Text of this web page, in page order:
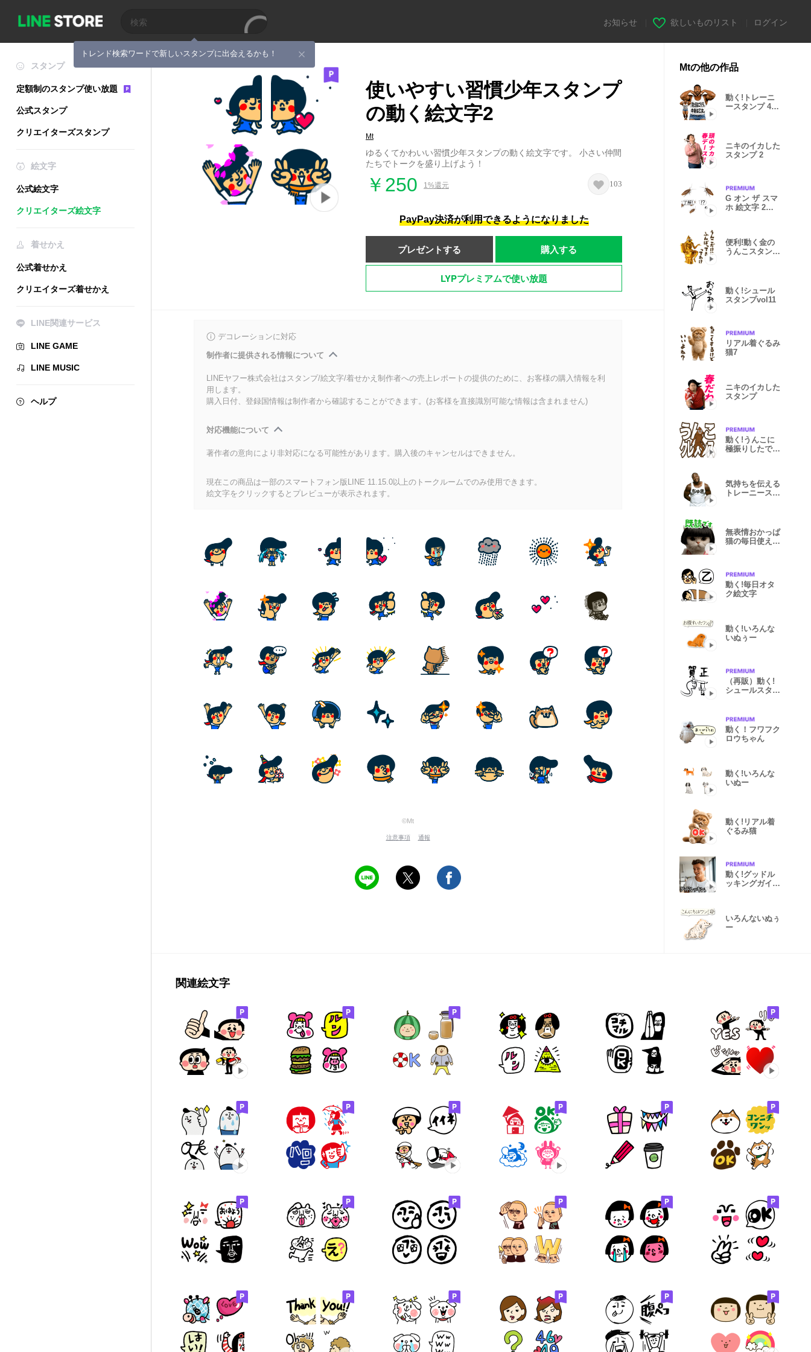
トレンド検索ワードで新しいスタンプに出会えるかも！
お知らせ 欲しいものリスト ログイン
スタンプ
定額制のスタンプ使い放題
公式スタンプ
クリエイターズスタンプ
絵文字
公式絵文字
クリエイターズ絵文字
着せかえ
公式着せかえ
クリエイターズ着せかえ
LINE関連サービス
LINE GAME
LINE MUSIC
ヘルプ
使いやすい習慣少年スタンプ
の動く絵文字2
Mt
ゆるくてかわいい習慣少年スタンプの動く絵文字です。 小さい仲間
たちでトークを盛り上げよう！
￥250 1%還元 103
PayPay決済が利用できるようになりました
プレゼントする 購入する
LYPプレミアムで使い放題
デコレーションに対応
制作者に提供される情報について
LINEヤフー株式会社はスタンプ/絵文字/着せかえ制作者への売上レポートの提供のために、お客様の購入情報を利
用します。
購入日付、登録国情報は制作者から確認することができます。(お客様を直接識別可能な情報は含まれません)
対応機能について
著作者の意向により非対応になる可能性があります。購入後のキャンセルはできません。
現在この商品は一部のスマートフォン版LINE 11.15.0以上のトークルームでのみ使用できます。
絵文字をクリックするとプレビューが表示されます。
©Mt
注意事項 通報
Mtの他の作品
動く!トレーニ
ースタンプ 4レ
ニキのイカした
スタンプ 2
G オン ザ スマ
ホ 絵文字 2匹
便利!動く金の
うんこスタンプ
動く!シュール
スタンプvol11
リアル着ぐるみ
猫7
ニキのイカした
スタンプ
動く!うんこに
極振りしたでか
気持ちを伝える
トレーニースタ
無表情おかっぱ
猫の毎日使える
動く!毎日オタ
ク絵文字
動く!いろんな
いぬぅー
（再販）動く!
シュールスタン
動く！フワフク
ロウちゃん
動く!いろんな
いぬー
動く!リアル着
ぐるみ猫
動く!グッドル
ッキングガイ!
いろんないぬぅ
ー
関連絵文字